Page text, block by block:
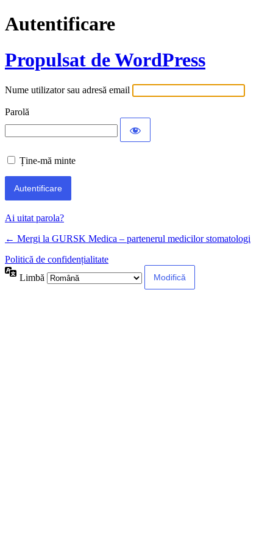
Autentificare
Propulsat de WordPress
Nume utilizator sau adresă email
Parolă
Ține-mă minte
Ai uitat parola?
← Mergi la GURSK Medica – partenerul medicilor stomatologi
Politică de confidențialitate
Limbă